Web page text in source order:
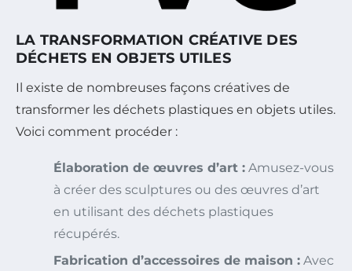
LA TRANSFORMATION CRÉATIVE DES
DÉCHETS EN OBJETS UTILES
Il existe de nombreuses façons créatives de
transformer les déchets plastiques en objets utiles.
Voici comment procéder :
Élaboration de œuvres d’art : Amusez-vous
à créer des sculptures ou des œuvres d’art
en utilisant des déchets plastiques
récupérés.
Fabrication d’accessoires de maison : Avec